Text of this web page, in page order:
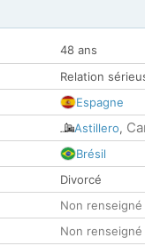
48 ans
Relation
Espagne
Astillero,
Brésil
Divorcé
Non renseigné
Non renseigné